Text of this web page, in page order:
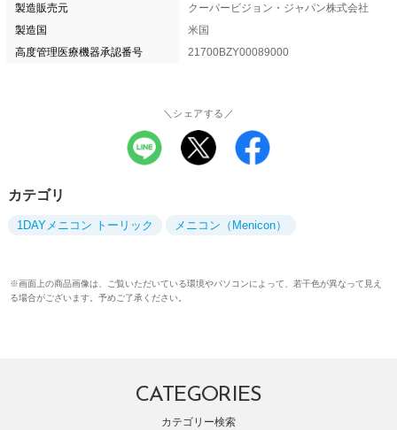
製造販売元
クーパービジョン・ジャパン株式会社
製造国
米国
高度管理医療機器承認番号
21700BZY00089000
＼シェアする／
カテゴリ
1DAYメニコン トーリック メニコン（Menicon）
※画面上の商品画像は、ご覧いただいている環境やパソコンによって、若干色が異なって見え
る場合がございます。予めご了承ください。
CATEGORIES
カテゴリー検索